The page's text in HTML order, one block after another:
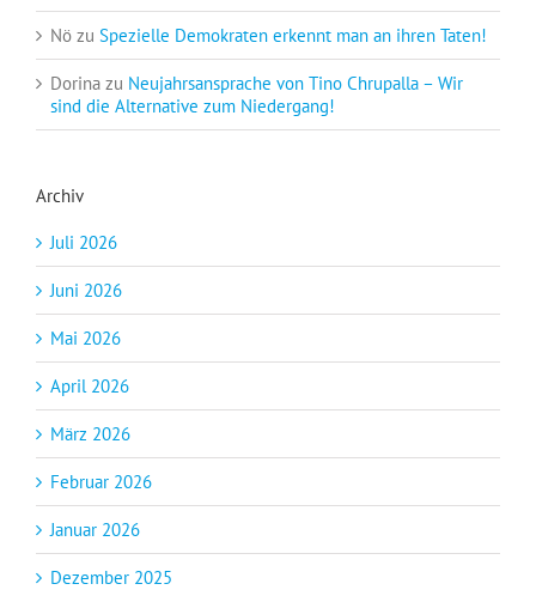
Nö zu Spezielle Demokraten erkennt man an ihren Taten!
Dorina zu Neujahrsansprache von Tino Chrupalla – Wir
sind die Alternative zum Niedergang!
Archiv
Juli 2026
Juni 2026
Mai 2026
April 2026
März 2026
Februar 2026
Januar 2026
Dezember 2025